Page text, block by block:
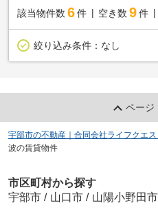
該当物件数 6件 空き数 9 件
絞り込み条件： なし
ページ
宇部市の不動産｜合同会社ライフクエス
波の賃貸物件
市区町村から探す
宇部市 / 山口市 / 山陽小野田市